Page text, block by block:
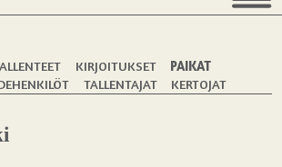
KIRJOITUKSET
PAIKAT
TALLENTAJAT KERTOJAT